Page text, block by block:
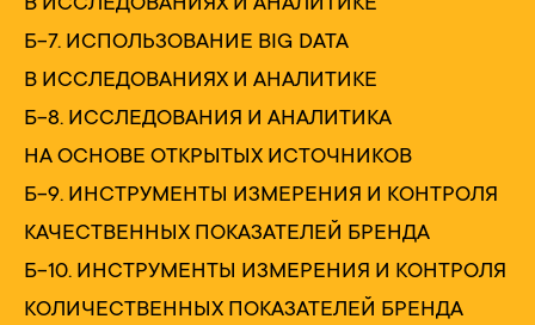
Б-7. ИСПОЛЬЗОВАНИЕ BIG DATA
В ИССЛЕДОВАНИЯХ И АНАЛИТИКЕ
Б-8. ИССЛЕДОВАНИЯ И АНАЛИТИКА
НА ОСНОВЕ ОТКРЫТЫХ ИСТОЧНИКОВ
Б-9. ИНСТРУМЕНТЫ ИЗМЕРЕНИЯ И КОНТРОЛЯ
КАЧЕСТВЕННЫХ ПОКАЗАТЕЛЕЙ БРЕНДА
Б-10. ИНСТРУМЕНТЫ ИЗМЕРЕНИЯ И КОНТРОЛЯ
КОЛИЧЕСТВЕННЫХ ПОКАЗАТЕЛЕЙ БРЕНДА